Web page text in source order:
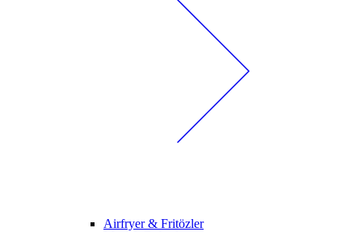
Airfryer & Fritözler